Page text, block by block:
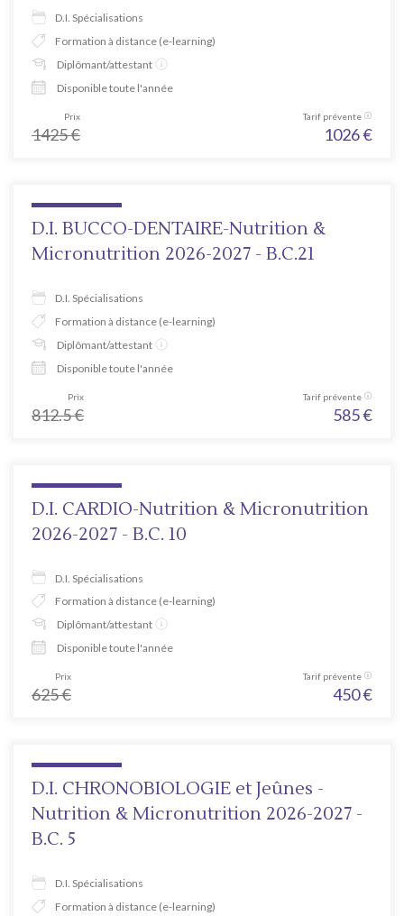
D.I. Spécialisations
Formation à distance (e-learning)
Diplômant/attestant
Disponible toute l'année
Prix
1425€
Tarif prévente
1026€
D.I. BUCCO-DENTAIRE-Nutrition &
Micronutrition 2026-2027 - B.C.21
D.I. Spécialisations
Formation à distance (e-learning)
Diplômant/attestant
Disponible toute l'année
Prix
812.5€
Tarif prévente
585€
D.I. CARDIO-Nutrition & Micronutrition
2026-2027 - B.C. 10
D.I. Spécialisations
Formation à distance (e-learning)
Diplômant/attestant
Disponible toute l'année
Prix
625€
Tarif prévente
450€
D.I. CHRONOBIOLOGIE et Jeûnes -
Nutrition & Micronutrition 2026-2027 -
B.C. 5
D.I. Spécialisations
Formation à distance (e-learning)